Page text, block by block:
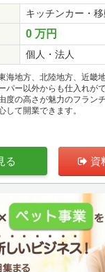
キッチンカー・
0 万円
個人・法人
海地方、北陸地方、近畿
パー以外からも仕入れが
度の高さが魅力のフラン
して開業できます。
る 資